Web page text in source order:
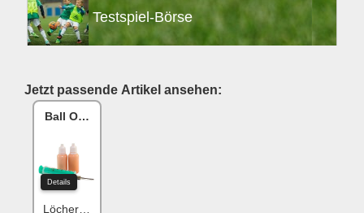
Testspiel-Börse
Jetzt passende Artikel ansehen:
Ball One Reparaturset
Details
Löcher flicken